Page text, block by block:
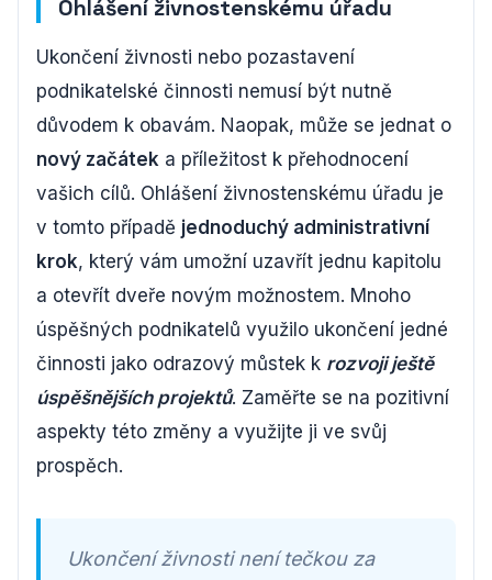
Ohlášení živnostenskému úřadu
Ukončení živnosti nebo pozastavení
podnikatelské činnosti nemusí být nutně
důvodem k obavám. Naopak, může se jednat o
nový začátek a příležitost k přehodnocení
vašich cílů. Ohlášení živnostenskému úřadu je
v tomto případě jednoduchý administrativní
krok, který vám umožní uzavřít jednu kapitolu
a otevřít dveře novým možnostem. Mnoho
úspěšných podnikatelů využilo ukončení jedné
činnosti jako odrazový můstek k rozvoji ještě
úspěšnějších projektů. Zaměřte se na pozitivní
aspekty této změny a využijte ji ve svůj
prospěch.
Ukončení živnosti není tečkou za